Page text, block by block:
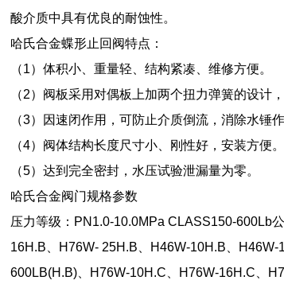
酸介质中具有优良的耐蚀性。
哈氏合金蝶形止回阀特点：
（1）体积小、重量轻、结构紧凑、维修方便。
（2）阀板采用对偶板上加两个扭力弹簧的设计
（3）因速闭作用，可防止介质倒流，消除水锤作
（4）阀体结构长度尺寸小、刚性好，安装方便。
（5）达到完全密封，水压试验泄漏量为零。
哈氏合金阀门规格参数
压力等级：PN1.0-10.0MPa CLASS150-600Lb
16H.B、H76W- 25H.B、H46W-10H.B、
600LB(H.B)、H76W-10H.C、H76W-16H.C、